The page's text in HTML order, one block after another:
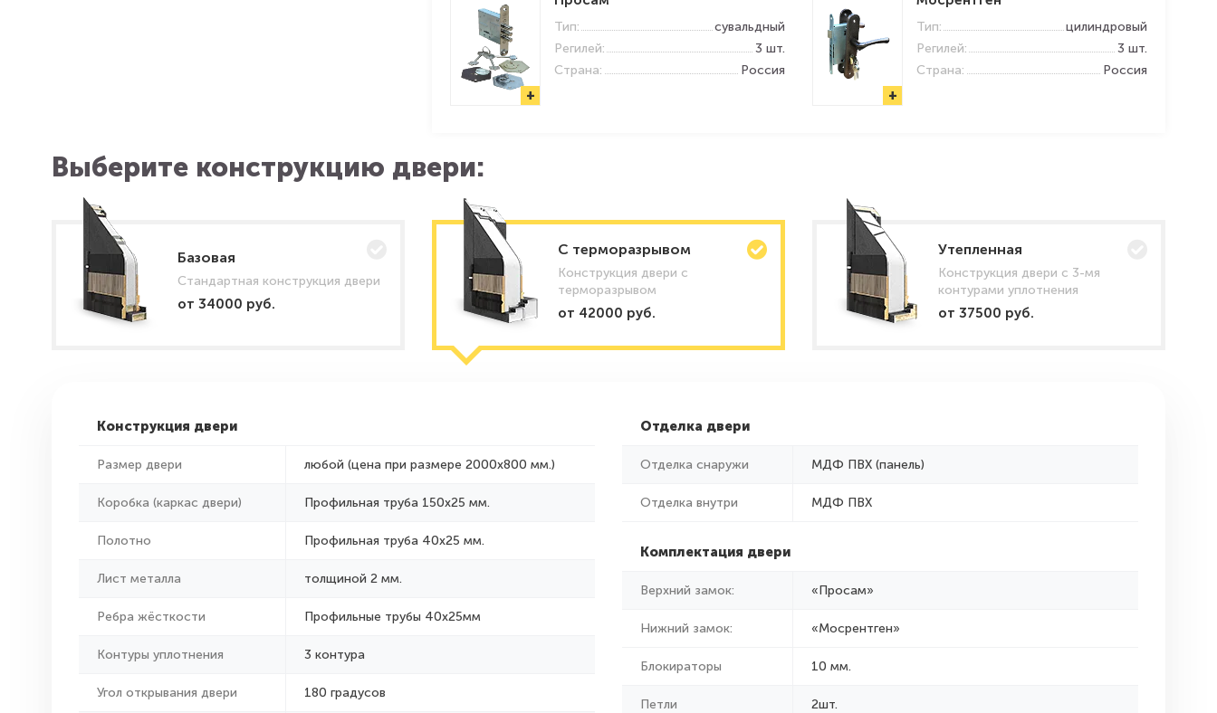
+
Тип:
сувальдный
Регилей:
3 шт.
Страна:
Россия
+
Тип:
цилиндровый
Регилей:
3 шт.
Страна:
Россия
Выберите конструкцию двери:
Базовая
Стандартная конструкция двери
от 34000 руб.
C терморазрывом
Конструкция двери с
терморазрывом
от 42000 руб.
Утепленная
Конструкция двери с 3-мя
контурами уплотнения
от 37500 руб.
Конструкция двери
Размер двери любой (цена при размере 2000x800 мм.)
Коробка (каркас двери) Профильная труба 150х25 мм.
Полотно Профильная труба 40х25 мм.
Лист металла толщиной 2 мм.
Ребра жёсткости Профильные трубы 40х25мм
Контуры уплотнения 3 контура
Угол открывания двери 180 градусов
Отделка двери
Отделка снаружи МДФ ПВХ (панель)
Отделка внутри МДФ ПВХ
Комплектация двери
Верхний замок: «Просам»
Нижний замок: «Мосрентген»
Блокираторы 10 мм.
Петли 2шт.